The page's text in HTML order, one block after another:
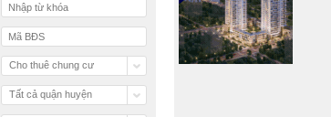
Cho thuê chung cư
Tất cả quận huyện